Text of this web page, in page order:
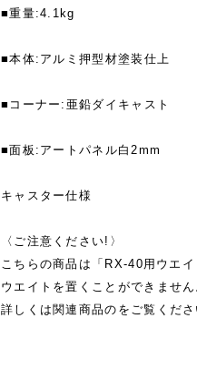
■重量:4.1kg
■本体:アルミ押型材塗装仕上
■コーナー:亜鉛ダイキャスト
■面板:アートパネル白2mm
キャスター仕様
〈ご注意ください!〉
こちらの商品は「RX-40用ウエイ
ウエイトを置くことができません
詳しくは関連商品のをご覧くださ